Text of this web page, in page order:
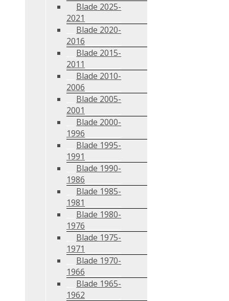
Blade 2025-
2021
Blade 2020-
2016
Blade 2015-
2011
Blade 2010-
2006
Blade 2005-
2001
Blade 2000-
1996
Blade 1995-
1991
Blade 1990-
1986
Blade 1985-
1981
Blade 1980-
1976
Blade 1975-
1971
Blade 1970-
1966
Blade 1965-
1962